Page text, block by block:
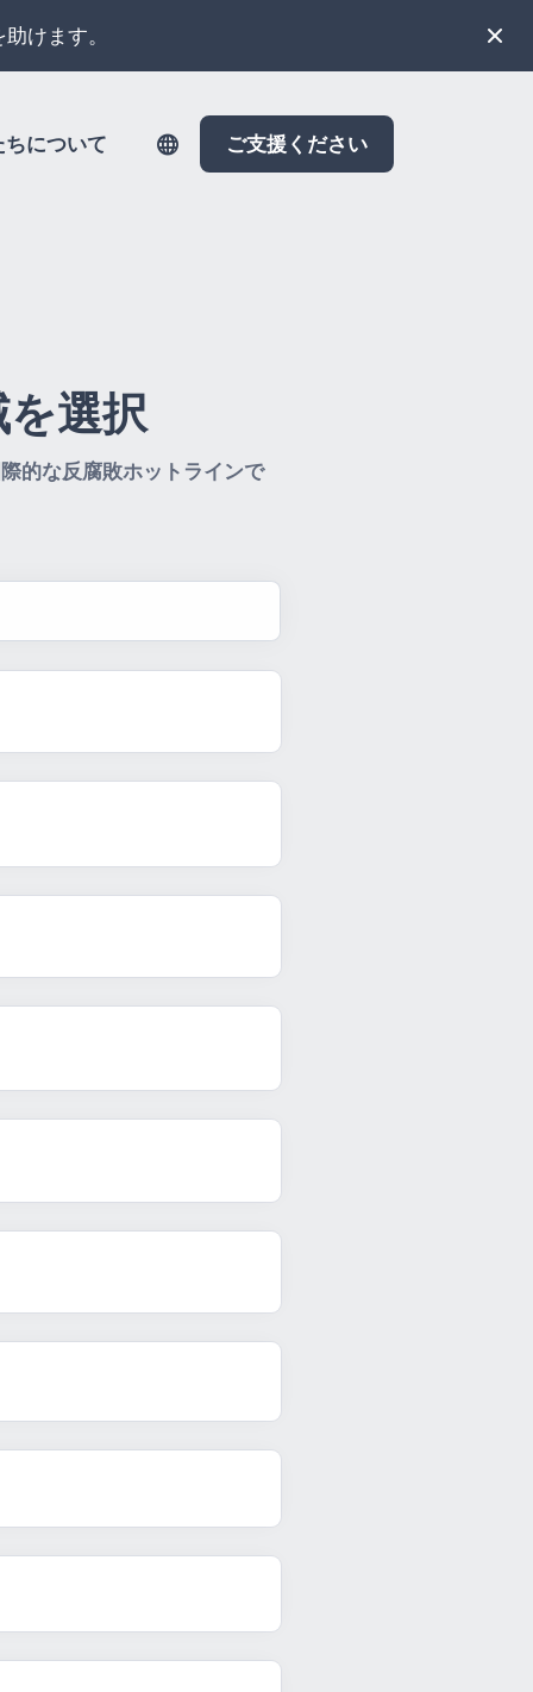
けます。
ちについて ご支援ください
選択
的な反腐敗ホットラインで